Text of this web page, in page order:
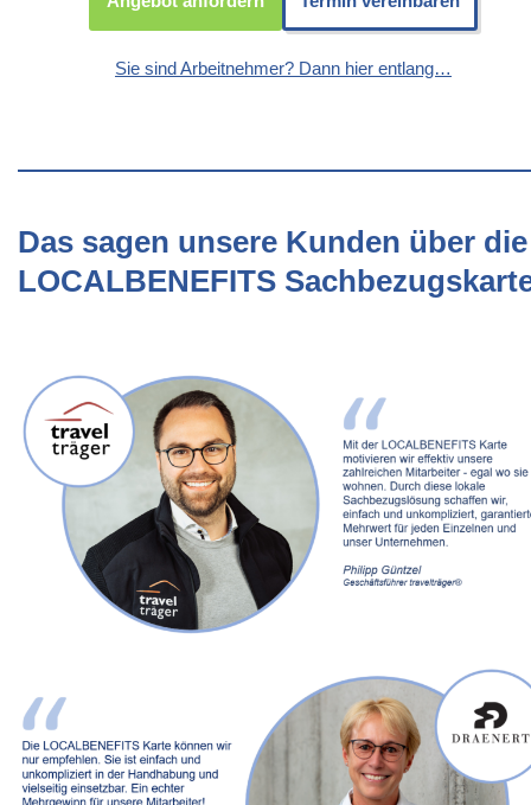
Sie sind Arbeitnehmer? Dann hier entlang…
Das sagen unsere Kunden über die
LOCALBENEFITS